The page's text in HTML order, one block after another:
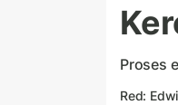
Proses
Red: